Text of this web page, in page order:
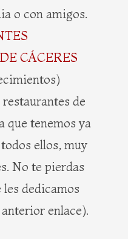
o con amigos.
CÁCERES
de
que tenemos ya
ellos, muy
No te pierdas
dedicamos
enlace).